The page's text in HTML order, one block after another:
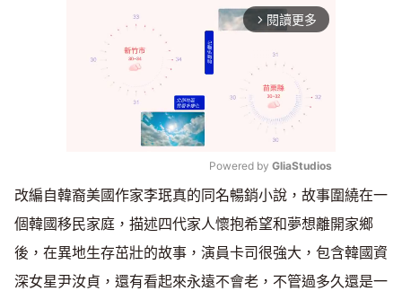
arrow_forward_ios 閱讀更多
Mute
Powered by GliaStudios
改編自韓裔美國作家李珉真的同名暢銷小說，故事圍繞在一
個韓國移民家庭，描述四代家人懷抱希望和夢想離開家鄉
後，在異地生存茁壯的故事，演員卡司很強大，包含韓國資
深女星尹汝貞，還有看起來永遠不會老，不管過多久還是一